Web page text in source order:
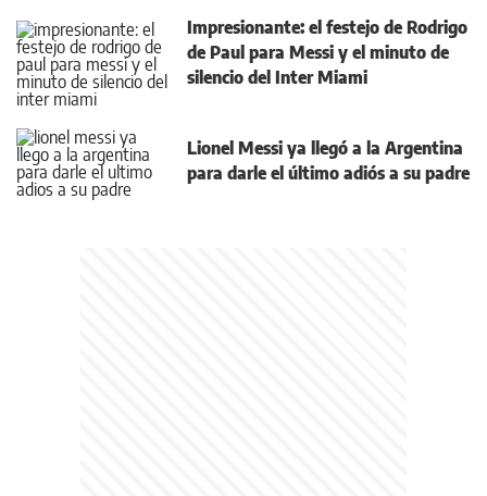
Impresionante: el festejo de Rodrigo
de Paul para Messi y el minuto de
silencio del Inter Miami
Lionel Messi ya llegó a la Argentina
para darle el último adiós a su padre